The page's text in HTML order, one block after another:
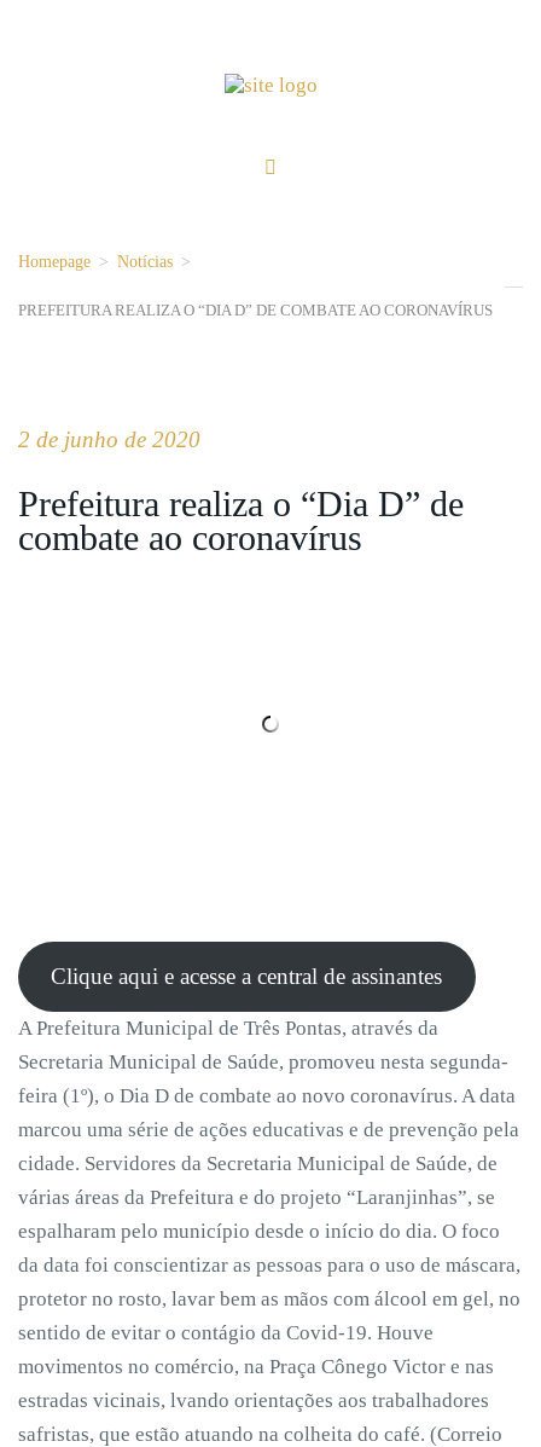
Homepage > Notícias >
PREFEITURA REALIZA O “DIA D” DE COMBATE AO CORONAVÍRUS
2 de junho de 2020
Prefeitura realiza o “Dia D” de
combate ao coronavírus
Clique aqui e acesse a central de assinantes
A Prefeitura Municipal de Três Pontas, através da
Secretaria Municipal de Saúde, promoveu nesta segunda-
feira (1º), o Dia D de combate ao novo coronavírus. A data
marcou uma série de ações educativas e de prevenção pela
cidade. Servidores da Secretaria Municipal de Saúde, de
várias áreas da Prefeitura e do projeto “Laranjinhas”, se
espalharam pelo município desde o início do dia. O foco
da data foi conscientizar as pessoas para o uso de máscara,
protetor no rosto, lavar bem as mãos com álcool em gel, no
sentido de evitar o contágio da Covid-19. Houve
movimentos no comércio, na Praça Cônego Victor e nas
estradas vicinais, lvando orientações aos trabalhadores
safristas, que estão atuando na colheita do café. (Correio